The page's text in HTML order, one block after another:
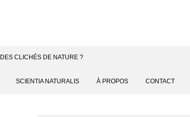
DES CLICHÉS DE NATURE ?
SCIENTIA NATURALIS À PROPOS CONTACT